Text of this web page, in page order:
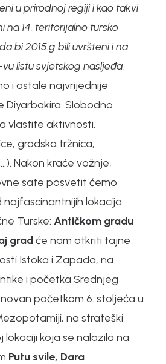
u prirodnoj regiji i kao takvi
na 14. teritorijalno tursko
bi 2015.g bili uvršteni i na
listu svjetskog nasljeđa.
i ostale najvrijednije
Diyarbakira. Slobodno
vlastite aktivnosti.
gradska tržnica,
Nakon kraće vožnje,
sate posvetit ćemo
najfascinantnijih lokacija
Turske: Antičkom gradu
gradće nam otkriti tajne
Istoka i Zapada, na
i početka Srednjeg
početkom 6. stoljeća u
na strateški
koja se nalazila na
Putu svile, Dara